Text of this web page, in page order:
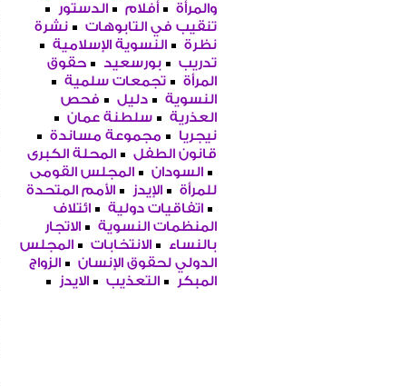
والمرأة
أفلام
الدستور
تنقيب في التابوهات
نشرة
نظرة
النسوية الإسلامية
تدريب
بورسعيد
حقوق
المرأة
تجمعات سلمية
النسوية
دليل
فحص
العذرية
سلطنة عمان
نيجريا
مجموعة مساندة
قانون الطفل
المحلة الكبرى
السودان
المجلس القومى
للمرأة
الإيدز
الأمم المتحدة
اتفاقيات دولية
ائتلاف
المنظمات النسوية
الاتجار
بالنساء
الانتخابات
المجلس
الدولي لحقوق الإنسان
الزواج
المبكر
التعذيب الايدز